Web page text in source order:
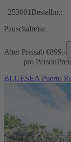
253001 Bestellnr.:
Pauschalreise
Alter Preisab €899,-
pro Person
BLUESEA Puerto